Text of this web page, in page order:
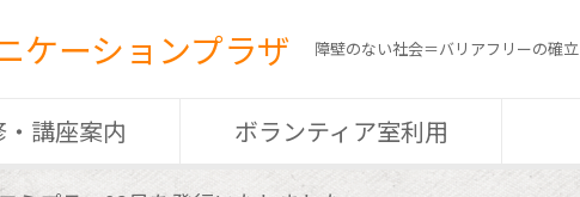
ケーションプラザ 障壁のない社会＝バリアフリーの確立
講座案内 ボランティア室利用